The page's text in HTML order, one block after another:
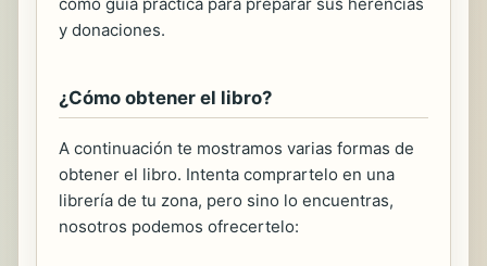
y donaciones.
¿Cómo obtener el libro?
A continuación te mostramos varias formas de
obtener el libro. Intenta comprartelo en una
librería de tu zona, pero sino lo encuentras,
nosotros podemos ofrecertelo: